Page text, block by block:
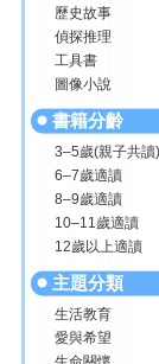
歷史故事
偵探推理
工具書
圖像小說
書籍分齡
3–5歲(親子共讀)
6–7歲適讀
8–9歲適讀
10–11歲適讀
12歲以上適讀
主題分類
生活教育
愛與希望